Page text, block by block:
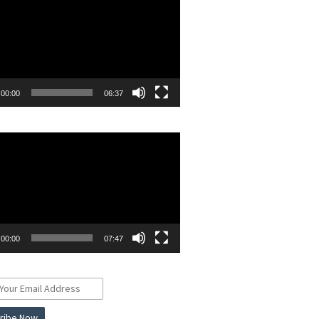
00:00 06:37
00:00 07:47